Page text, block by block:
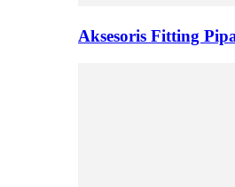
Aksesoris Fitting